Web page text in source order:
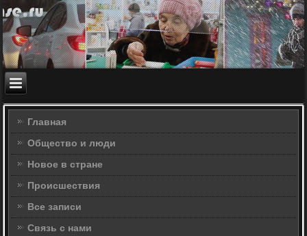
Главная
Общество и люди
Новое в стране
Происшествия
Все записи
Связь с нами